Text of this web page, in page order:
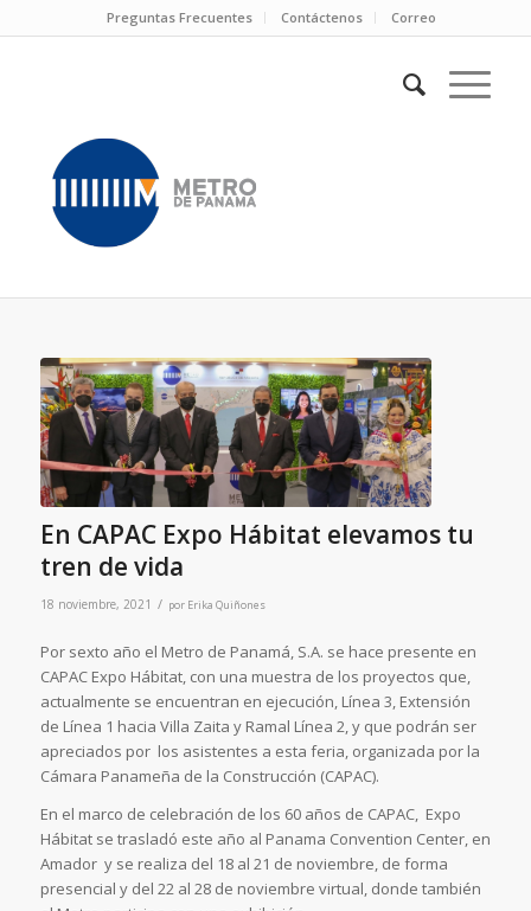
Preguntas Frecuentes Contáctenos Correo
En CAPAC Expo Hábitat elevamos tu
tren de vida
18 noviembre, 2021 / por Erika Quiñones
Por sexto año el Metro de Panamá, S.A. se hace presente en
CAPAC Expo Hábitat, con una muestra de los proyectos que,
actualmente se encuentran en ejecución, Línea 3, Extensión
de Línea 1 hacia Villa Zaita y Ramal Línea 2, y que podrán ser
apreciados por los asistentes a esta feria, organizada por la
Cámara Panameña de la Construcción (CAPAC).
En el marco de celebración de los 60 años de CAPAC, Expo
Hábitat se trasladó este año al Panama Convention Center, en
Amador y se realiza del 18 al 21 de noviembre, de forma
presencial y del 22 al 28 de noviembre virtual, donde también